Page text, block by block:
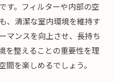
す。フィルターや内部の空
、清潔な室内環境を維持す
マンスを向上させ、長持ち
を整えることの重要性を理
を楽しめるでしょう。